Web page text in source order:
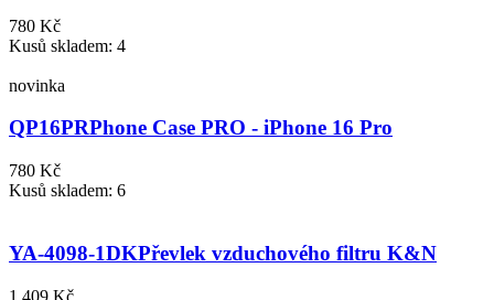
780 Kč
Kusů skladem: 4
novinka
QP16PRPhone Case PRO - iPhone 16 Pro
780 Kč
Kusů skladem: 6
YA-4098-1DKPřevlek vzduchového filtru K&N
1 409 Kč